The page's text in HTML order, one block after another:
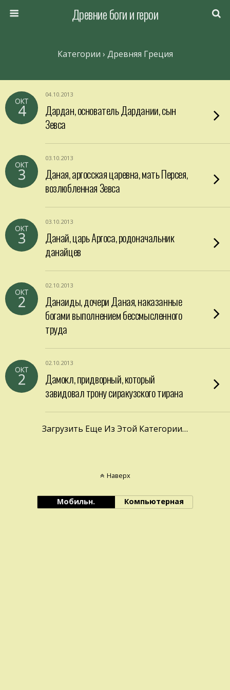
Древние боги и герои
Категории › Древняя Греция
ОКТ
4
04.10.2013
Дардан, основатель Дардании, сын
Зевса
ОКТ
3
03.10.2013
Даная, аргосская царевна, мать Персея,
возлюбленная Зевса
ОКТ
3
03.10.2013
Данай, царь Аргоса, родоначальник
данайцев
ОКТ
2
02.10.2013
Данаиды, дочери Даная, наказанные
богами выполнением бессмысленного
труда
ОКТ
2
02.10.2013
Дамокл, придворный, который
завидовал трону сиракузского тирана
Загрузить Еще Из Этой Категории…
Наверх
Мобильн. Компьютерная